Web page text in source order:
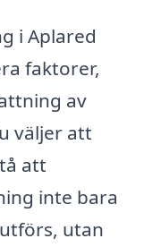
i Aplared
faktorer,
av
väljer att
att
inte bara
utan